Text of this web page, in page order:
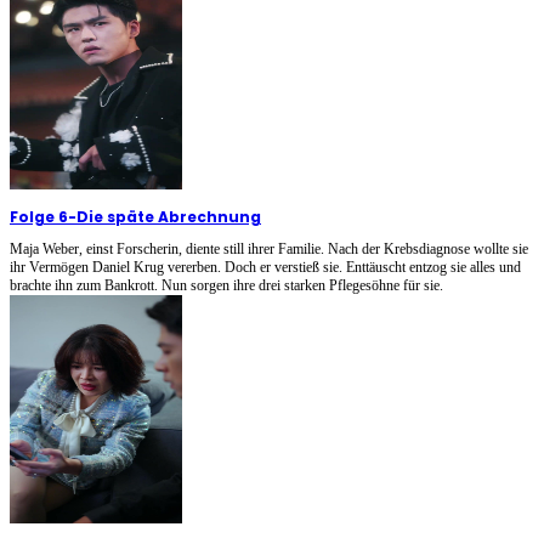
Folge 6-Die späte Abrechnung
Maja Weber, einst Forscherin, diente still ihrer Familie. Nach der Krebsdiagnose wollte sie
ihr Vermögen Daniel Krug vererben. Doch er verstieß sie. Enttäuscht entzog sie alles und
brachte ihn zum Bankrott. Nun sorgen ihre drei starken Pflegesöhne für sie.